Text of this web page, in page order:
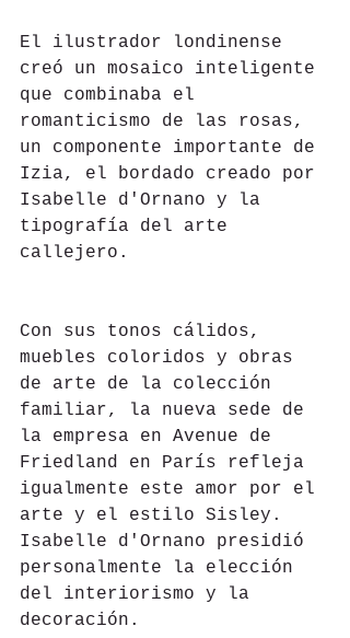
El ilustrador londinense
creó un mosaico inteligente
que combinaba el
romanticismo de las rosas,
un componente importante de
Izia, el bordado creado por
Isabelle d'Ornano y la
tipografía del arte
callejero.
Con sus tonos cálidos,
muebles coloridos y obras
de arte de la colección
familiar, la nueva sede de
la empresa en Avenue de
Friedland en París refleja
igualmente este amor por el
arte y el estilo Sisley.
Isabelle d'Ornano presidió
personalmente la elección
del interiorismo y la
decoración.